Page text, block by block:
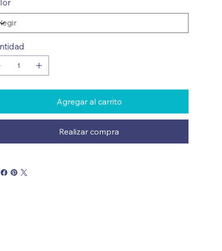
Agregar al carrito
Realizar compra